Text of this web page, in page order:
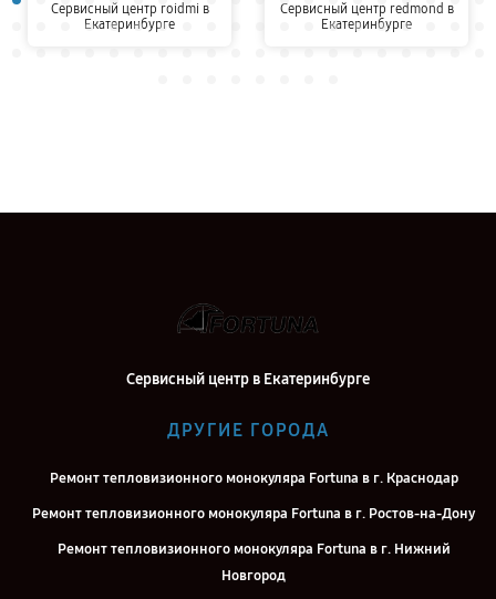
Сервисный центр roidmi в
Екатеринбурге
Сервисный центр redmond в
Екатеринбурге
Сервисный центр в Екатеринбурге
ДРУГИЕ ГОРОДА
Ремонт тепловизионного монокуляра Fortuna в г. Краснодар
Ремонт тепловизионного монокуляра Fortuna в г. Ростов-на-Дону
Ремонт тепловизионного монокуляра Fortuna в г. Нижний
Новгород